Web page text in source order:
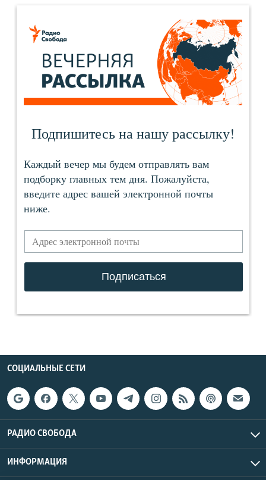
СОЦИАЛЬНЫЕ СЕТИ
РАДИО СВОБОДА
ИНФОРМАЦИЯ